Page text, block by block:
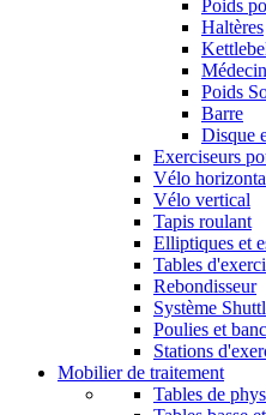
Poids
Haltères
Poids
Barre
Disque
Exerciseurs
Vélo
Vélo vertical
Tapis roulant
Elliptiques et
Tables
Rebondisseur
Système
Poulies et
Stations
Mobilier de traitement
Tables de